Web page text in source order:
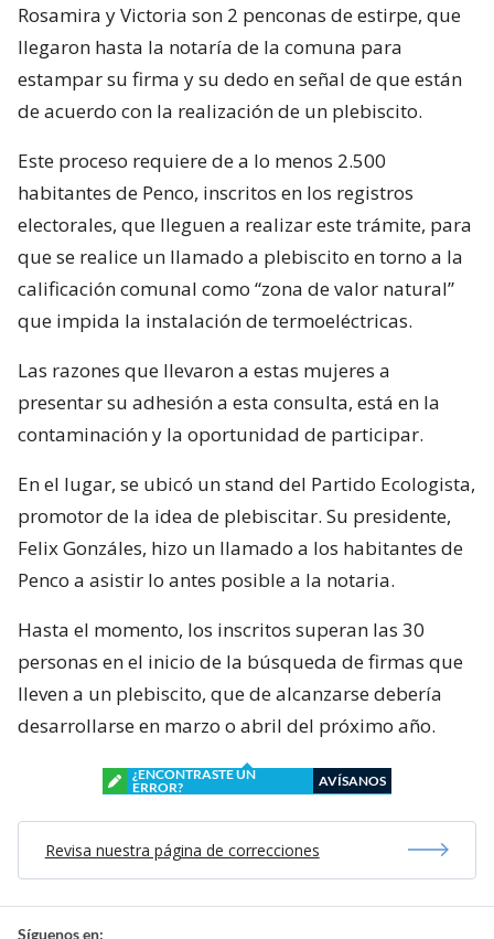
Rosamira y Victoria son 2 penconas de estirpe, que
llegaron hasta la notaría de la comuna para
estampar su firma y su dedo en señal de que están
de acuerdo con la realización de un plebiscito.
Este proceso requiere de a lo menos 2.500
habitantes de Penco, inscritos en los registros
electorales, que lleguen a realizar este trámite, para
que se realice un llamado a plebiscito en torno a la
calificación comunal como “zona de valor natural”
que impida la instalación de termoeléctricas.
Las razones que llevaron a estas mujeres a
presentar su adhesión a esta consulta, está en la
contaminación y la oportunidad de participar.
En el lugar, se ubicó un stand del Partido Ecologista,
promotor de la idea de plebiscitar. Su presidente,
Felix Gonzáles, hizo un llamado a los habitantes de
Penco a asistir lo antes posible a la notaria.
Hasta el momento, los inscritos superan las 30
personas en el inicio de la búsqueda de firmas que
lleven a un plebiscito, que de alcanzarse debería
desarrollarse en marzo o abril del próximo año.
¿ENCONTRASTE UN
ERROR?
AVÍSANOS
Revisa nuestra página de correcciones
Síguenos en: